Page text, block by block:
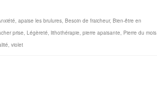
, apaise les brulures, Besoin de fraicheur, Bien-être en
prise, Légèreté, lithothérapie, pierre apaisante, Pierre du mois
, violet